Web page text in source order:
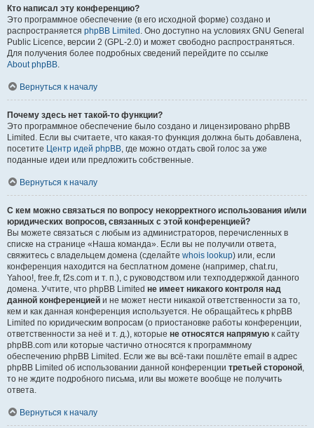
Кто написал эту конференцию?
Это программное обеспечение (в его исходной форме) создано и
распространяется phpBB Limited . Оно доступно на условиях GNU General
Public Licence, версии 2 (GPL-2.0) и может свободно распространяться.
Для получения более подробных сведений перейдите по ссылке
About phpBB.
Вернуться к началу
Почему здесь нет такой-то функции?
Это программное обеспечение было создано и лицензировано phpBB
Limited. Если вы считаете, что какая-то функция должна быть добавлена,
посетите Центр идей phpBB, где можно отдать свой голос за уже
поданные идеи или предложить собственные.
Вернуться к началу
С кем можно связаться по вопросу некорректного использования и/или
юридических вопросов, связанных с этой конференцией?
Вы можете связаться с любым из администраторов, перечисленных в
списке на странице «Наша команда». Если вы не получили ответа,
свяжитесь с владельцем домена (сделайте whois lookup) или, если
конференция находится на бесплатном домене (например, chat.ru,
Yahoo!, free.fr, f2s.com и т. п.), с руководством или техподдержкой данного
домена. Учтите, что phpBB Limited не имеет никакого контроля над
данной конференцией и не может нести никакой ответственности за то,
кем и как данная конференция используется. Не обращайтесь к phpBB
Limited по юридическим вопросам (о приостановке работы конференции,
ответственности за неё и т. д.), которые не относятся напрямую к сайту
phpBB.com или которые частично относятся к программному
обеспечению phpBB Limited. Если же вы всё-таки пошлёте email в адрес
phpBB Limited об использовании данной конференции третьей стороной,
то не ждите подробного письма, или вы можете вообще не получить
ответа.
Вернуться к началу